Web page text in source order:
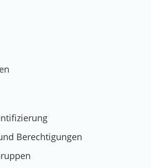
Berechtigungen